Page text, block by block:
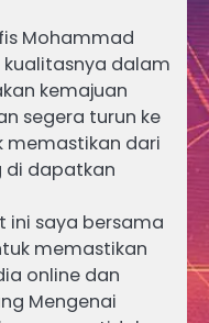
Mohammad
kualitasnya dalam
kemajuan
segera turun ke
memastikan dari
di dapatkan
ini saya bersama
memastikan
online dan
Mengenai